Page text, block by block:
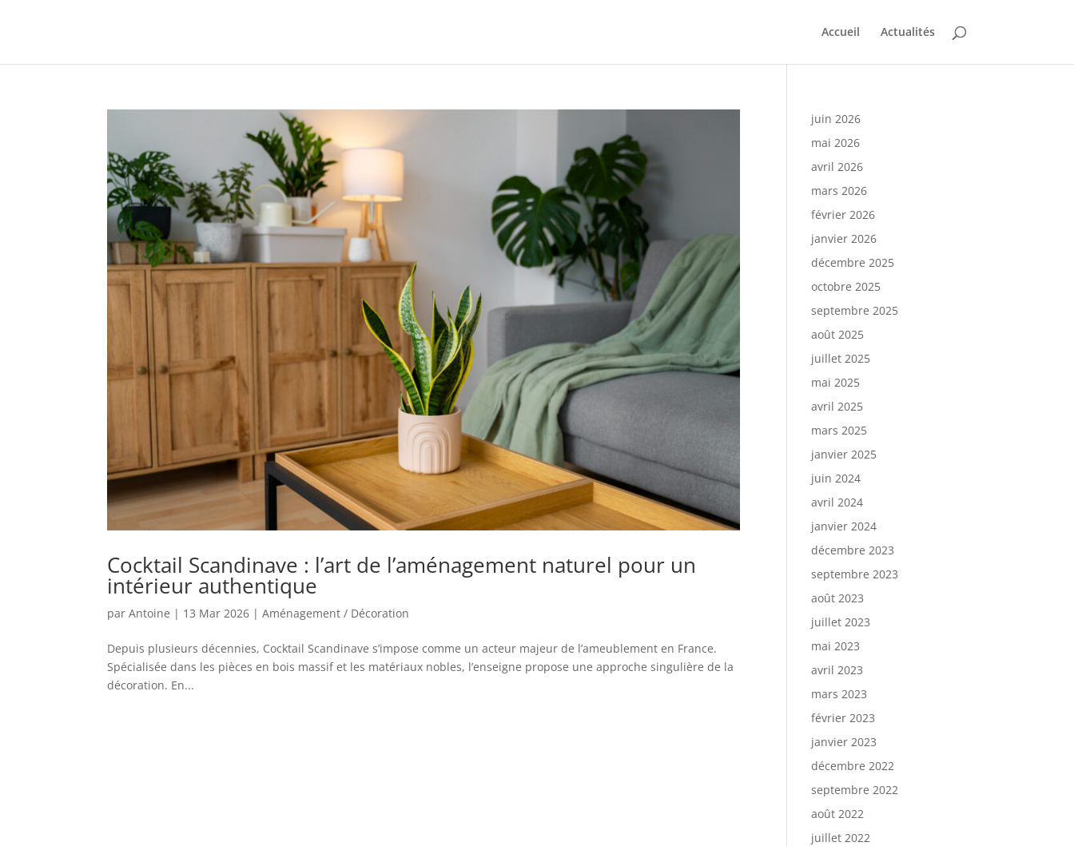
Accueil Actualités
Cocktail Scandinave : l’art de l’aménagement naturel pour un
intérieur authentique
parAntoine | 13 Mar 2026 |Aménagement / Décoration
Depuis plusieurs décennies, Cocktail Scandinave s’impose comme un acteur majeur de l’ameublement en France.
Spécialisée dans les pièces en bois massif et les matériaux nobles, l’enseigne propose une approche singulière de la
décoration. En...
juin 2026
mai 2026
avril 2026
mars 2026
février 2026
janvier 2026
décembre 2025
octobre 2025
septembre 2025
août 2025
juillet 2025
mai 2025
avril 2025
mars 2025
janvier 2025
juin 2024
avril 2024
janvier 2024
décembre 2023
septembre 2023
août 2023
juillet 2023
mai 2023
avril 2023
mars 2023
février 2023
janvier 2023
décembre 2022
septembre 2022
août 2022
juillet 2022